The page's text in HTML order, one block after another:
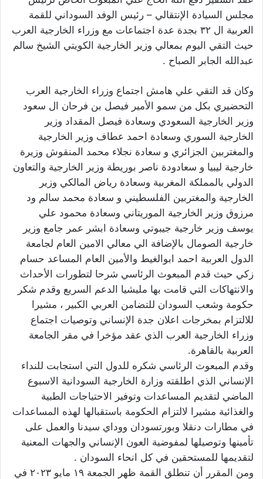
مجلس السيادة الإنتقالي – رئيس الوفد السوداني للقمة
العربية ال ٣٢ بجدة عدة اجتماعات مع وزراء الخارجية العرب
حيث التقي اليوم بمعالي وزير الخارجية الكويتي الشيخ سالم
عبدالله الجابر الصباح .
وكان قد التقي علي هامش اجتماع وزراء الخارجية العرب
التحضيري بكل من سمو الأمير فيصل بن فرحان ال سعود
وزير الخارجية السعودي وسعادة فيصل المقداد وزير
الخارجية السوري وسعادة احمد عطاف وزير الخارجية
والمغتربين الجزائري و سعادة نجلاء محمد المنقوش وزيرة
خارجية ليبيا و سعادودة ناصر بوريطة وزير الخارجية والتعاون
الدولي بالمملكة المغربية وسعادة رياض المالكي وزير
الخارجية والمغتربين الفلسطيني و سعادة محمد سالم ود
مرزوق وزير الخارجية الموريتاني وسعادة محمود علي
يوسف وزير خارجية جيبوتي وسعادة ابشر عمر جامع وزير
خارجية الصومال بالإضافة الي معالي الامين العام لجامعة
الدول العربية احمد ابوالغيط والأمين العام المساعد حسام
زكي حيث قدم المبعوث الرئاسي شرحا لتطورات الأحداث
والانتهاكات التي قامت بها مليشيا الدعم السريع وقدم شكر
حكومة وشعب السودان للتضامن العربي الكبير ، مشيرا
للالتزام بمخرجات اعلان جدة الإنساني وتوصيات اجتماع
وزراء الخارجية العرب الذي عقد مؤخرا في مقر الجامعة
العربية بالقاهرة.
وقدم المبعوث الرئاسي شكره للدول التي استجابت للنداء
الإنساني الذي اطلقته وزارة الخارجية السودانية الاسبوع
الماضي لتقديم المساعدات وتوفير الاحتياجات الطبية
والغذائية مشيرا لالتزام الحكومة باستقبالها لهذه المساعدات
في مطارات دنقلا وبورتسودان ووداي سيدنا والعمل على
تأمينها وتوصيلها لمفوضية العون الإنساني والجهات المعنية
لتقديمها للمستحقين في كل انحاء السودان .
ومن المقرر أن تنطلق القمة ظهر الجمعة ١٩ مايو ٢٠٢٣ في